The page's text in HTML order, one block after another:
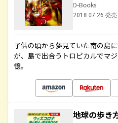
D-Books
2018.07.26 発売
子供の頃から夢見ていた南の島
が、島で出合うトロピカルでマ
憶。
地球の歩き